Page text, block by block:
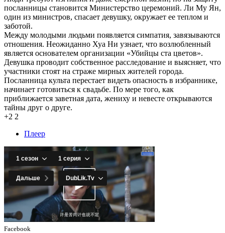
посланницы становится Министерство церемоний. Ли Му Ян,
один из министров, спасает девушку, окружает ее теплом и
заботой.
Между молодыми людьми появляется симпатия, завязываются
отношения. Неожиданно Хуа Ни узнает, что возлюбленный
является основателем организации «Убийцы ста цветов».
Девушка проводит собственное расследование и выясняет, что
участники стоят на страже мирных жителей города.
Посланница культа перестает видеть опасность в избраннике,
начинает готовиться к свадьбе. По мере того, как
приближается заветная дата, жениху и невесте открываются
тайны друг о друге.
+2 2
Плеер
Facebook